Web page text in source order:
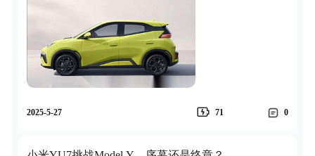
2025-5-27 71 0